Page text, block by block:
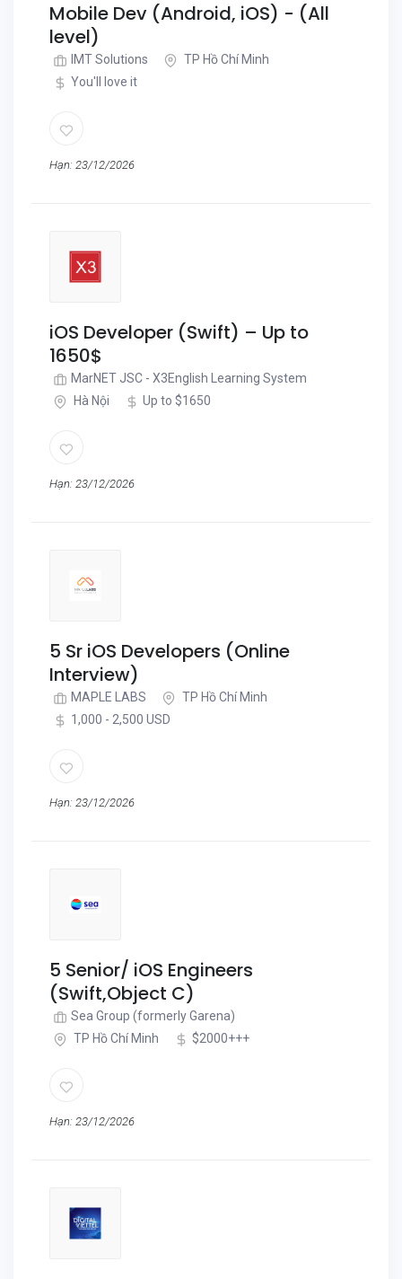
Mobile Dev (Android, iOS) - (All
level)
IMT Solutions
TP Hồ Chí Minh
You'll love it
Hạn: 23/12/2026
iOS Developer (Swift) – Up to
1650$
MarNET JSC - X3English Learning System
Hà Nội
Up to $1650
Hạn: 23/12/2026
5 Sr iOS Developers (Online
Interview)
MAPLE LABS
TP Hồ Chí Minh
1,000 - 2,500 USD
Hạn: 23/12/2026
5 Senior/ iOS Engineers
(Swift,Object C)
Sea Group (formerly Garena)
TP Hồ Chí Minh
$2000+++
Hạn: 23/12/2026